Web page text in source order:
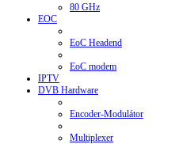
80 GHz
EOC
EoC Headend
EoC modem
IPTV
DVB Hardware
Encoder-Modulátor
Multiplexer